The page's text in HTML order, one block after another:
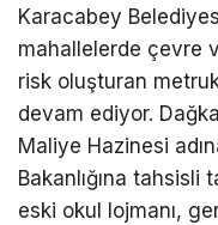
Karacabey
mahallelerde çevre
risk oluşturan
devam ediyor.
Maliye Hazinesi
Bakanlığına tahsisli
eski okul lojmanı,